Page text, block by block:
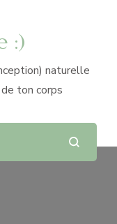
:)
naturelle
ton corps